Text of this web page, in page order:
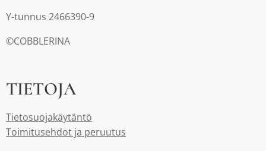
Y-tunnus 2466390-9
©COBBLERINA
TIETOJA
Tietosuojakäytäntö
Toimitusehdot ja peruutus